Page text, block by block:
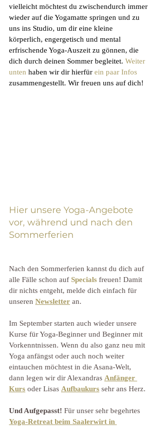
vielleicht möchtest du zwischendurch immer
wieder auf die Yogamatte springen und zu
uns ins Studio, um dir eine kleine
körperlich, engergetisch und mental
erfrischende Yoga-Auszeit zu gönnen, die
dich durch deinen Sommer begleitet. Weiter
unten haben wir dir hierfür ein paar Infos
zusammengestellt. Wir freuen uns auf dich!
Hier unsere Yoga-Angebote
vor, während und nach den
Sommerferien
Nach den Sommerferien kannst du dich auf
alle Fälle schon auf Specials freuen! Damit
dir nichts entgeht, melde dich einfach für
unseren Newsletter an.
Im September starten auch wieder unsere
Kurse für Yoga-Beginner und Beginner mit
Vorkenntnissen. Wenn du also ganz neu mit
Yoga anfängst oder auch noch weiter
eintauchen möchtest in die Asana-Welt,
dann legen wir dir Alexandras Anfänger
Kurs oder Lisas Aufbaukurs sehr ans Herz.
Und Aufgepasst! Für unser sehr begehrtes
Yoga-Retreat beim Saalerwirt in